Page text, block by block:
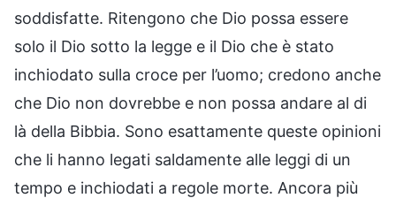
soddisfatte. Ritengono che Dio possa essere
solo il Dio sotto la legge e il Dio che è stato
inchiodato sulla croce per l’uomo; credono anche
che Dio non dovrebbe e non possa andare al di
là della Bibbia. Sono esattamente queste opinioni
che li hanno legati saldamente alle leggi di un
tempo e inchiodati a regole morte. Ancora più